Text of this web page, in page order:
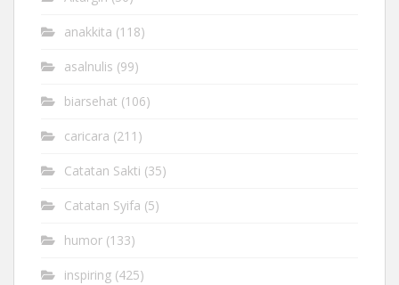
anakkita (118)
asalnulis (99)
biarsehat (106)
caricara (211)
Catatan Sakti (35)
Catatan Syifa (5)
humor (133)
inspiring (425)